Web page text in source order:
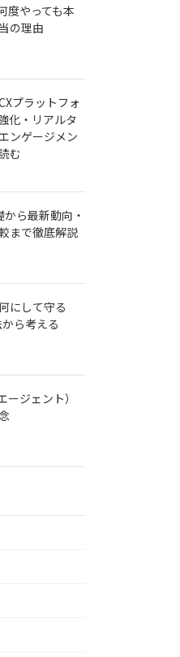
度やっても本
の理由
プラットフォ
化・リアルタ
ンゲージメン
む
ら最新動向・
まで徹底解説
にして守る
ら考える
ジェント）